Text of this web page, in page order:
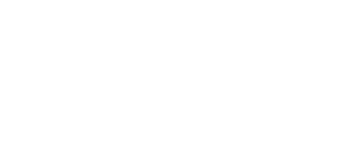
Schädel mit einer erstaunlichen
war, eine Kobra an der Stirn und eine vergoldete Dekoration.
als 2.000 Jahre alt.